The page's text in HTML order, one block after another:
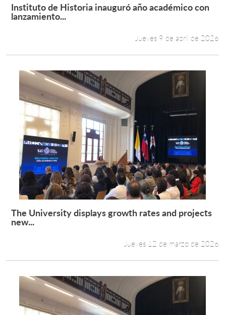
Leer más +
Instituto de Historia inauguró año académico con
lanzamiento...
Jueves 9 de abril de 2026
Leer más +
The University displays growth rates and projects
new...
Jueves 12 de marzo de 2026